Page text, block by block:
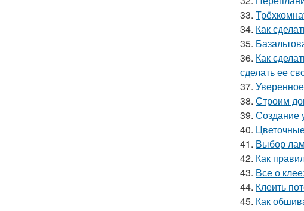
33.
34. Как
35.
36. Как
сделать ее
37.
38. Строим
39. Создание
40.
41. Выбор
42. Как
43. Все о
44. Клеить
45. Как